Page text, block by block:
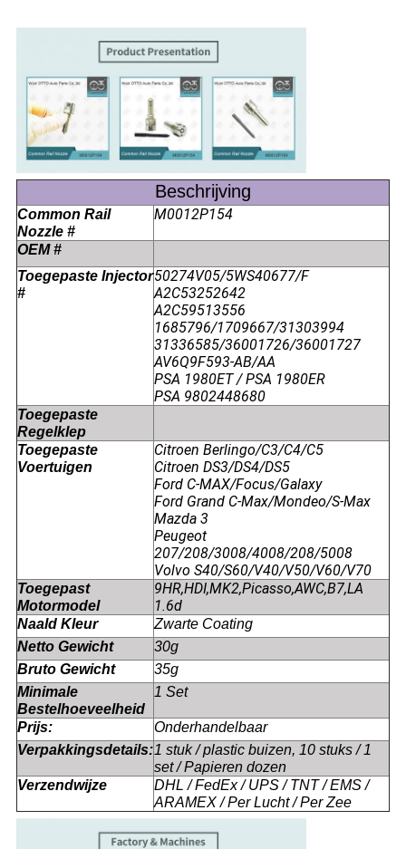
Beschrijving
Common Rail
Nozzle #
M0012P154
OEM #
Toegepaste Injector
#
50274V05/5WS40677/F
A2C53252642
A2C59513556
1685796/1709667/31303994
31336585/36001726/36001727
AV6Q9F593-AB/AA
PSA ­1980ET / PSA ­1980ER
PSA 9802448680
Toegepaste
Regelklep
Toegepaste
Voertuigen
Citroen Berlingo/C3/C4/C5
Citroen DS3/DS4/DS5
Ford C-MAX/Focus/Galaxy
Ford Grand C-Max/Mondeo/S-Max
Mazda 3
Peugeot
207/208/3008/4008/208/5008
Volvo S40/S60/V40/V50/V60/V70
Toegepast
Motormodel
9HR,HDI,MK2,Picasso,AWC,B7,LA
1.6d
Naald Kleur
Zwarte Coating
Netto Gewicht
30g
Bruto Gewicht
35g
Minimale
Bestelhoeveelheid
1 Set
Prijs:
Onderhandelbaar
Verpakkingsdetails:1 stuk / plastic buizen, 10 stuks / 1
set / Papieren dozen
Verzendwijze
DHL / FedEx / UPS / TNT / EMS /
ARAMEX / Per Lucht / Per Zee